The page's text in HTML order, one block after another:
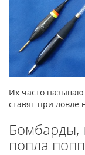
Их часто
ставят при ловле
Бомбарды,
попла